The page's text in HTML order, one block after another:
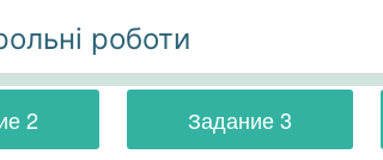
роботи
2 Задание 3